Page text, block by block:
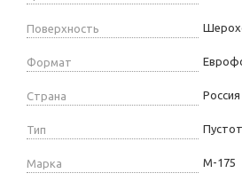
Поверхность
Формат
Страна Россия
Тип
Марка М-175